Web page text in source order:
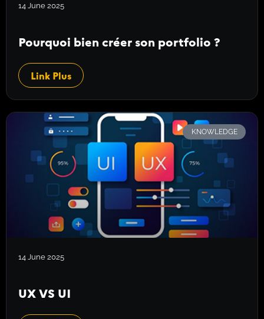
Pourquoi bien créer son portfolio ?
Link Plus
14 June 2025
KNOWLEDGE
UX VS UI
14 June 2025